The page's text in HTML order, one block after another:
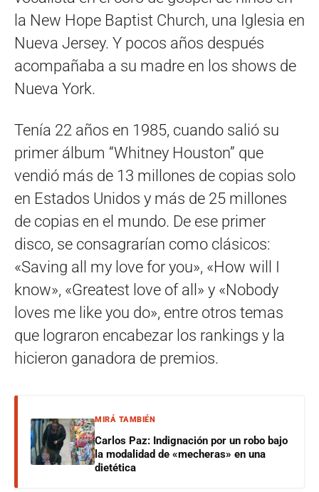
la New Hope Baptist Church, una Iglesia en
Nueva Jersey. Y pocos años después
acompañaba a su madre en los shows de
Nueva York.
Tenía 22 años en 1985, cuando salió su
primer álbum “Whitney Houston” que
vendió más de 13 millones de copias solo
en Estados Unidos y más de 25 millones
de copias en el mundo. De ese primer
disco, se consagrarían como clásicos:
«Saving all my love for you», «How will I
know», «Greatest love of all» y «Nobody
loves me like you do», entre otros temas
que lograron encabezar los rankings y la
hicieron ganadora de premios.
MIRÁ TAMBIÉN
Carlos Paz: Indignación por un robo bajo
la modalidad de «mecheras» en una
dietética